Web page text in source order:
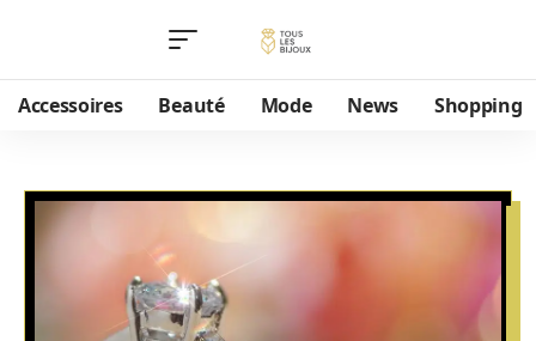
Accessoires Beauté Mode News Shopping